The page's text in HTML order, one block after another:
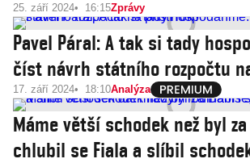
25. září 2024 16:15Zprávy
Pavel Páral: A tak si tady
číst návrh státního rozpočtu
17. září 2024 18:10Analýza
Máme větší schodek než byl
chlubil se Fiala a slíbil